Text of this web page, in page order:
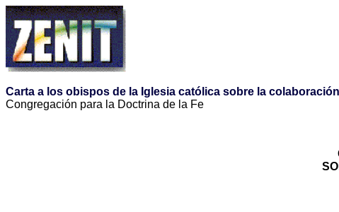
Carta a los obispos de la Iglesia católica sobre la
Congregación para la Doctrina de la Fe